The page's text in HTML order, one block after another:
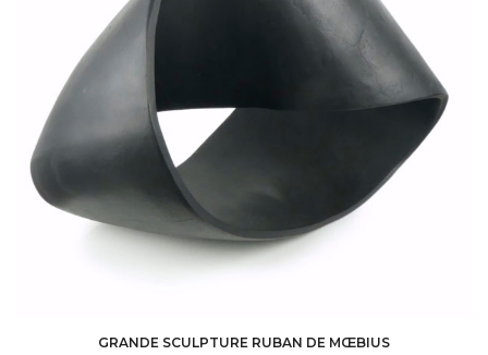
GRANDE SCULPTURE RUBAN DE MŒBIUS